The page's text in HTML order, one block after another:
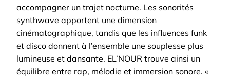
accompagner un trajet nocturne. Les sonorités
synthwave apportent une dimension
cinématographique, tandis que les influences funk
et disco donnent à l’ensemble une souplesse plus
lumineuse et dansante. EL’NOUR trouve ainsi un
équilibre entre rap, mélodie et immersion sonore. «